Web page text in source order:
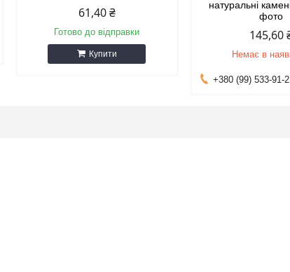
61,40 ₴
Готово до відправки
Купити
натуральні
фото
145,60
Немає в
+380 (99) 533-91-